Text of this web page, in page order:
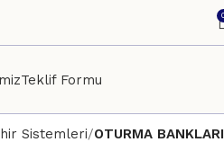
Teklif Formu
Sistemleri OTURMA BANKLARI